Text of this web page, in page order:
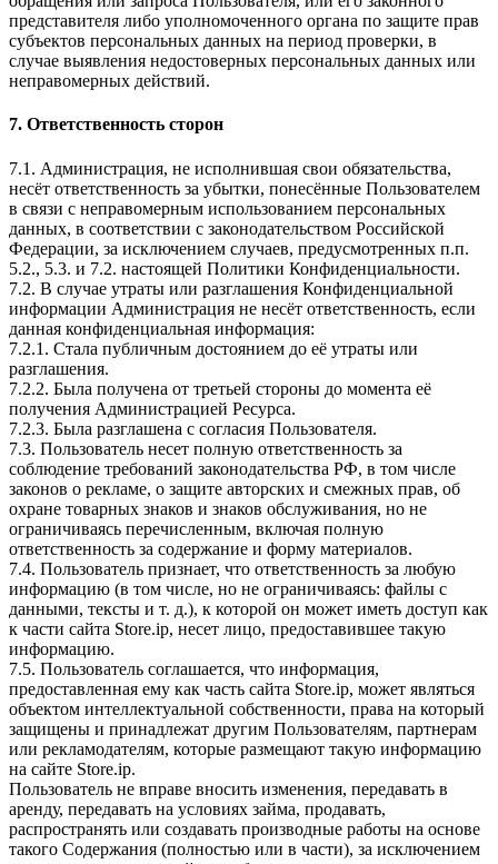
представителя либо уполномоченного органа по защите прав
субъектов персональных данных на период проверки, в
случае выявления недостоверных персональных данных или
неправомерных действий.
7. Ответственность сторон
7.1. Администрация, не исполнившая свои обязательства,
несёт ответственность за убытки, понесённые Пользователем
в связи с неправомерным использованием персональных
данных, в соответствии с законодательством Российской
Федерации, за исключением случаев, предусмотренных п.п.
5.2., 5.3. и 7.2. настоящей Политики Конфиденциальности.
7.2. В случае утраты или разглашения Конфиденциальной
информации Администрация не несёт ответственность, если
данная конфиденциальная информация:
7.2.1. Стала публичным достоянием до её утраты или
разглашения.
7.2.2. Была получена от третьей стороны до момента её
получения Администрацией Ресурса.
7.2.3. Была разглашена с согласия Пользователя.
7.3. Пользователь несет полную ответственность за
соблюдение требований законодательства РФ, в том числе
законов о рекламе, о защите авторских и смежных прав, об
охране товарных знаков и знаков обслуживания, но не
ограничиваясь перечисленным, включая полную
ответственность за содержание и форму материалов.
7.4. Пользователь признает, что ответственность за любую
информацию (в том числе, но не ограничиваясь: файлы с
данными, тексты и т. д.), к которой он может иметь доступ как
к части сайта Store.ip, несет лицо, предоставившее такую
информацию.
7.5. Пользователь соглашается, что информация,
предоставленная ему как часть сайта Store.ip, может являться
объектом интеллектуальной собственности, права на который
защищены и принадлежат другим Пользователям, партнерам
или рекламодателям, которые размещают такую информацию
на сайте Store.ip.
Пользователь не вправе вносить изменения, передавать в
аренду, передавать на условиях займа, продавать,
распространять или создавать производные работы на основе
такого Содержания (полностью или в части), за исключением